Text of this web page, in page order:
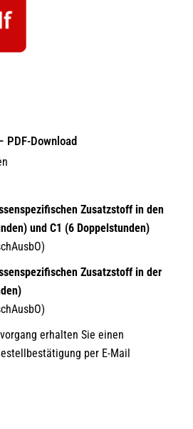
PDF-Download
Zusatzstoff in den
und C1 (6 Doppelstunden)
Zusatzstoff in der
erhalten Sie einen
per E-Mail